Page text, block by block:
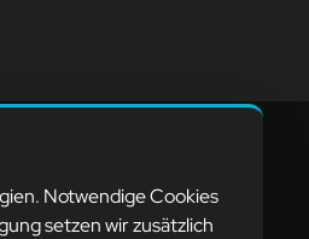
Notwendige Cookies
setzen wir zusätzlich